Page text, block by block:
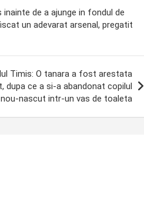
inainte de a ajunge in fondul de
un adevarat arsenal, pregatit
Timis: O tanara a fost arestata
dupa ce a si-a abandonat copilul
nou-nascut intr-un vas de toaleta